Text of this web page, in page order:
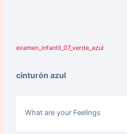
examen_infantil_07_verde_azul
cinturón azul
What are your Feelings